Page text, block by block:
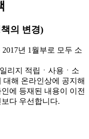
의 변경)
년 1월부로 모두 소
리지 적립ㆍ사용ㆍ소
대해 온라인상에 공지해
에 등재된 내용이 이전
다 우선합니다.